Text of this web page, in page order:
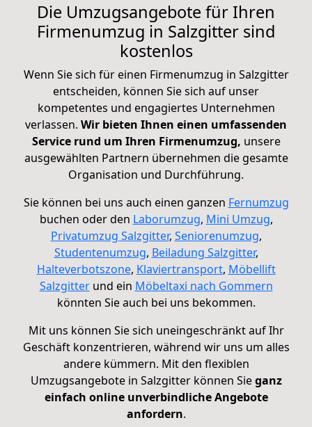
Die Umzugsangebote für Ihren
Firmenumzug in Salzgitter sind
kostenlos
Wenn Sie sich für einen Firmenumzug in Salzgitter
entscheiden, können Sie sich auf unser
kompetentes und engagiertes Unternehmen
verlassen. Wir bieten Ihnen einen umfassenden
Service rund um Ihren Firmenumzug, unsere
ausgewählten Partnern übernehmen die gesamte
Organisation und Durchführung.
Sie können bei uns auch einen ganzen Fernumzug
buchen oder den Laborumzug, Mini Umzug,
Privatumzug Salzgitter, Seniorenumzug,
Studentenumzug, Beiladung Salzgitter,
Halteverbotszone, Klaviertransport, Möbellift
Salzgitterund ein Möbeltaxi nach Gommern
könnten Sie auch bei uns bekommen.
Mit uns können Sie sich uneingeschränkt auf Ihr
Geschäft konzentrieren, während wir uns um alles
andere kümmern. Mit den flexiblen
Umzugsangebote in Salzgitter können Sieganz
einfach online unverbindliche Angebote
anfordern.